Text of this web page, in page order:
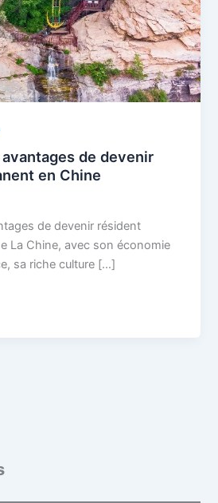
de devenir
en Chine
de devenir résident
La Chine, avec son économie
sa riche culture […]